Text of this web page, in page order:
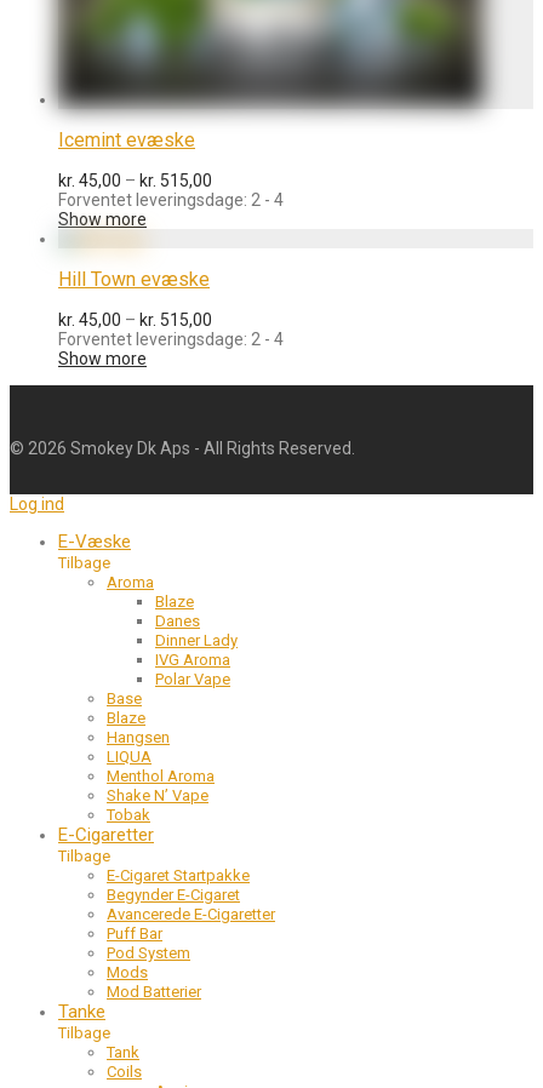
Icemint evæske
kr. 45,00 – kr. 515,00
kr. 45,00
Forventet leveringsdage: 2 - 4
Show more
Hill Town evæske
kr. 45,00 – kr. 515,00
kr. 45,00
Forventet leveringsdage: 2 - 4
Show more
© 2026 Smokey Dk Aps - All Rights Reserved.
Log ind
E-Væske
Tilbage
Aroma
Blaze
Danes
Dinner Lady
IVG Aroma
Polar Vape
Base
Blaze
Hangsen
LIQUA
Menthol Aroma
Shake N’ Vape
Tobak
E-Cigaretter
Tilbage
E-Cigaret Startpakke
Begynder E-Cigaret
Avancerede E-Cigaretter
Puff Bar
Pod System
Mods
Mod Batterier
Tanke
Tilbage
Tank
Coils